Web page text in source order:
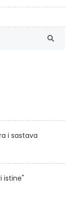
i sastava
istine"